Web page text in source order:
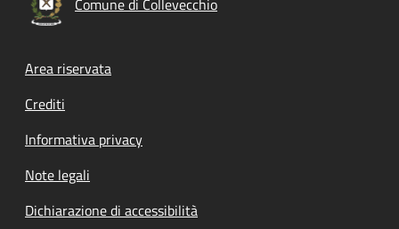
Comune di Collevecchio
Footer menu
Area riservata
Crediti
Informativa privacy
Note legali
Dichiarazione di accessibilità